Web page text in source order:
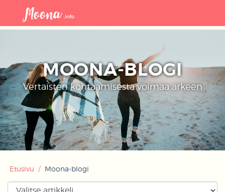
MOONA-BLOGI
Vertaisten kohtaamisesta voimaa arkeen
Etusivu / Moona-blogi